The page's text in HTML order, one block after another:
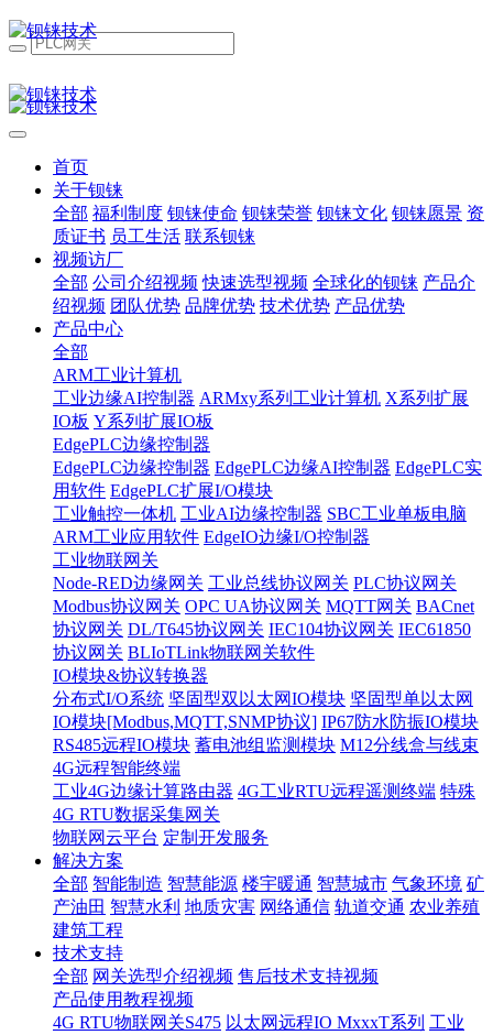
首页
关于钡铼
全部 福利制度 钡铼使命 钡铼荣誉 钡铼文化 钡铼愿景 资
质证书 员工生活 联系钡铼
视频访厂
全部 公司介绍视频 快速选型视频 全球化的钡铼 产品介
绍视频 团队优势 品牌优势 技术优势 产品优势
产品中心
全部
ARM工业计算机
工业边缘AI控制器 ARMxy系列工业计算机 X系列扩展
IO板 Y系列扩展IO板
EdgePLC边缘控制器
EdgePLC边缘控制器 EdgePLC边缘AI控制器 EdgePLC实
用软件 EdgePLC扩展I/O模块
工业触控一体机 工业AI边缘控制器 SBC工业单板电脑
ARM工业应用软件 EdgeIO边缘I/O控制器
工业物联网关
Node-RED边缘网关 工业总线协议网关 PLC协议网关
Modbus协议网关 OPC UA协议网关 MQTT网关 BACnet
协议网关 DL/T645协议网关 IEC104协议网关 IEC61850
协议网关 BLIoTLink物联网关软件
IO模块&协议转换器
分布式I/O系统 坚固型双以太网IO模块 坚固型单以太网
IO模块[Modbus,MQTT,SNMP协议] IP67防水防振IO模块
RS485远程IO模块 蓄电池组监测模块 M12分线盒与线束
4G远程智能终端
工业4G边缘计算路由器 4G工业RTU远程遥测终端 特殊
4G RTU数据采集网关
物联网云平台 定制开发服务
解决方案
全部 智能制造 智慧能源 楼宇暖通 智慧城市 气象环境 矿
产油田 智慧水利 地质灾害 网络通信 轨道交通 农业养殖
建筑工程
技术支持
全部 网关选型介绍视频 售后技术支持视频
产品使用教程视频
4G RTU物联网关S475 以太网远程IO MxxxT系列 工业